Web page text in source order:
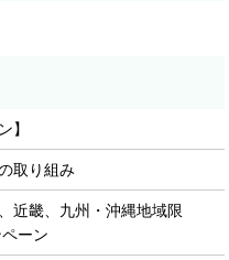
】
取り組み
近畿、九州・沖縄地域限
ーン